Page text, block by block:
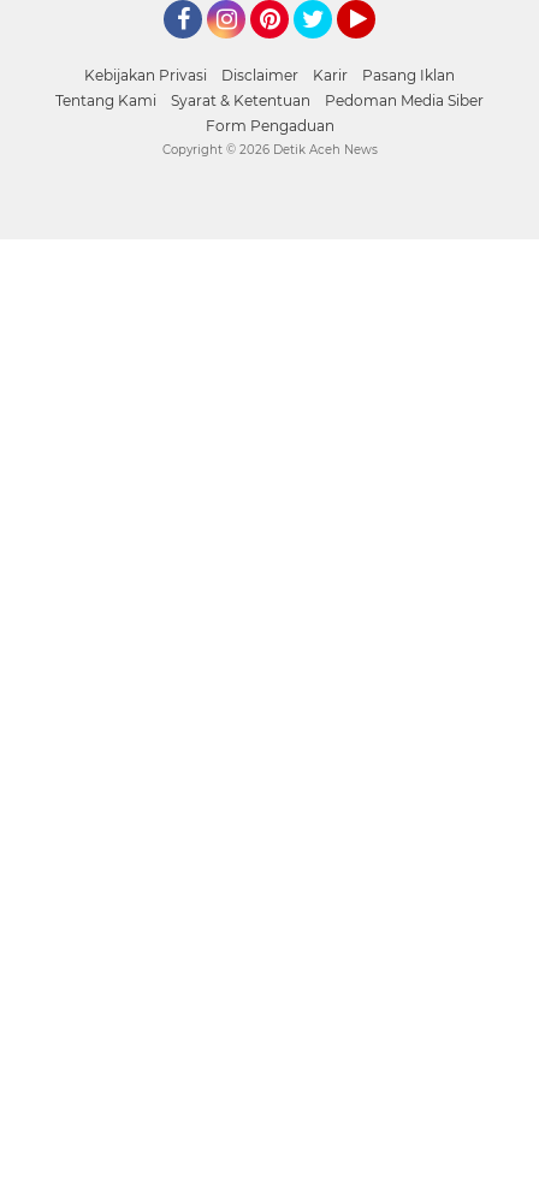
Kebijakan Privasi Disclaimer Karir
Pasang Iklan
Tentang Kami
Syarat & Ketentuan
Pedoman Media Siber
Form Pengaduan
Copyright © 2026 Detik Aceh News